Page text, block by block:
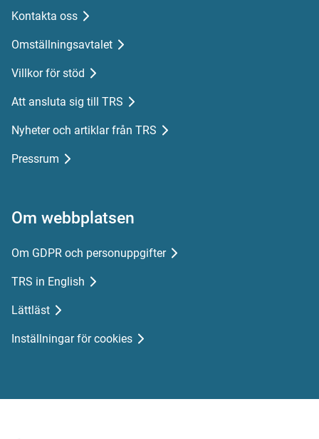
Kontakta oss
Omställningsavtalet
Villkor för stöd
Att ansluta sig till TRS
Nyheter och artiklar från TRS
Pressrum
Om webbplatsen
Om GDPR och personuppgifter
TRS in English
Lättläst
Inställningar för cookies